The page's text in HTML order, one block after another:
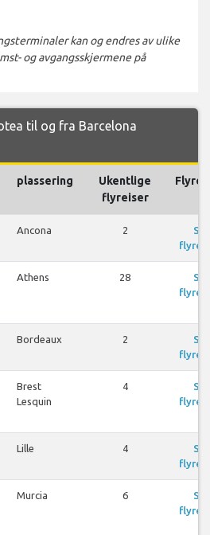
kan og endres av ulike
og avgangsskjermene på
til og fra Barcelona
plassering
Ukentlige
flyreiser
Ancona 2
Se
Athens 28
Se
Bordeaux 2
Se
Brest
Lesquin
4
Se
Lille 4
Se
Murcia 6
Se